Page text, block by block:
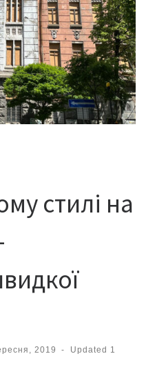
стилі на
2019 - Updated 1